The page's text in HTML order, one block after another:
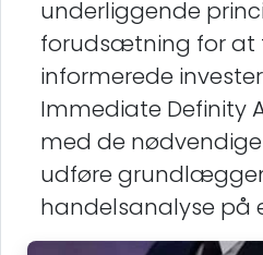
underliggende
forudsætning for
informerede
Immediate Definity
med de
udføre
handelsanalyse på